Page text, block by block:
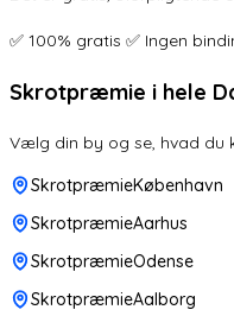
✅ 100% gratis ✅ Ingen
Skrotpræmie i hele
Vælg din by og se, hvad du
SkrotpræmieKøbenhavn
SkrotpræmieAarhus
SkrotpræmieOdense
SkrotpræmieAalborg